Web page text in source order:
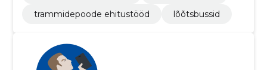
trammidepoode ehitustööd
lõõtsbussid